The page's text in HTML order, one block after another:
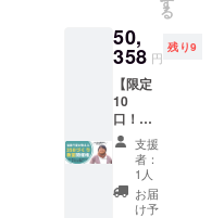
い。 ※
リター
ンは
2021年
6月から
順次お
届けを
開始し
ていき
ます。
所要時
間は、
日を予
定して
おりま
す。購
入者の
方と個
別に相
談をし
マルス
ペシャ
ル詰め
合わせ
20点
セッ
ト】※要
冷蔵 ◎
御稲プ
ライマ
る
50,
358 円
残り9
【限定
10
口！】
◎後藤
千夏が
教える
358づく
り教室
支援
者：
1人
お届
け予